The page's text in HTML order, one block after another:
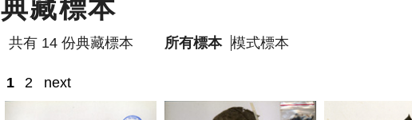
典藏標本
共有 14 份典藏標本 所有標本 模式標本
1 2 next